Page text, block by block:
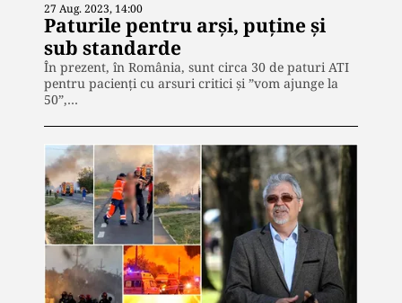
27 Aug. 2023, 14:00
Paturile pentru arși, puține și
sub standarde
În prezent, în România, sunt circa 30 de paturi ATI
pentru pacienți cu arsuri critici și ”vom ajunge la
50”,…